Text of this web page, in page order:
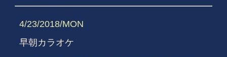
4/23/2018/MON
早朝カラオケ